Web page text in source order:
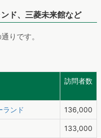
ド、三菱未来館など
りです。
訪問者数
ランド 136,000
133,000